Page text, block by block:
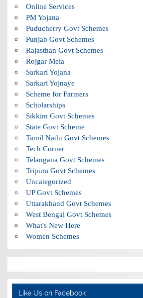
Online Services
PM Yojana
Puducherry Govt Schemes
Punjab Govt Schemes
Rajasthan Govt Schemes
Rojgar Mela
Sarkari Yojana
Sarkari Yojnaye
Scheme for Farmers
Scholarships
Sikkim Govt Schemes
State Govt Scheme
Tamil Nadu Govt Schemes
Tech Corner
Telangana Govt Schemes
Tripura Govt Schemes
Uncategorized
UP Govt Schemes
Uttarakhand Govt Schemes
West Bengal Govt Schemes
What's New Here
Women Schemes
Like Us on Facebook